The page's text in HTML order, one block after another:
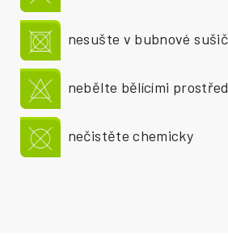
nesušte v bubnové
nebělte bělícími
nečistěte chemicky